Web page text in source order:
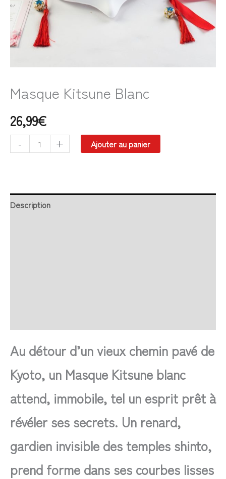
Masque Kitsune Blanc
26,99€
- + Ajouter au panier
Description
Au détour d’un vieux chemin pavé de
Kyoto, un Masque Kitsune blanc
attend, immobile, tel un esprit prêt à
révéler ses secrets. Un renard,
gardien invisible des temples shinto,
prend forme dans ses courbes lisses